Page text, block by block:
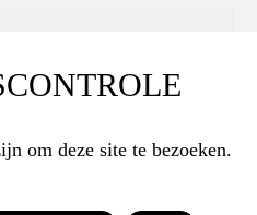
om deze site te bezoeken.